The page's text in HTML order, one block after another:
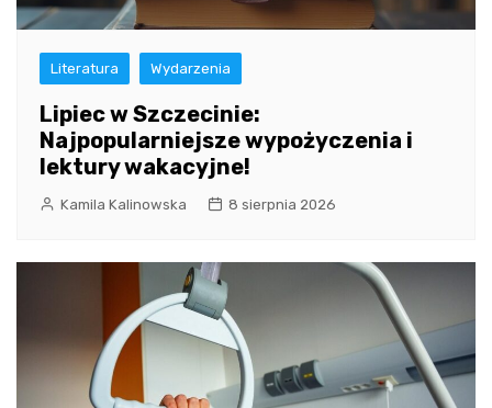
Literatura Wydarzenia
Lipiec w Szczecinie:
Najpopularniejsze wypożyczenia i
lektury wakacyjne!
Kamila Kalinowska 8 sierpnia 2026